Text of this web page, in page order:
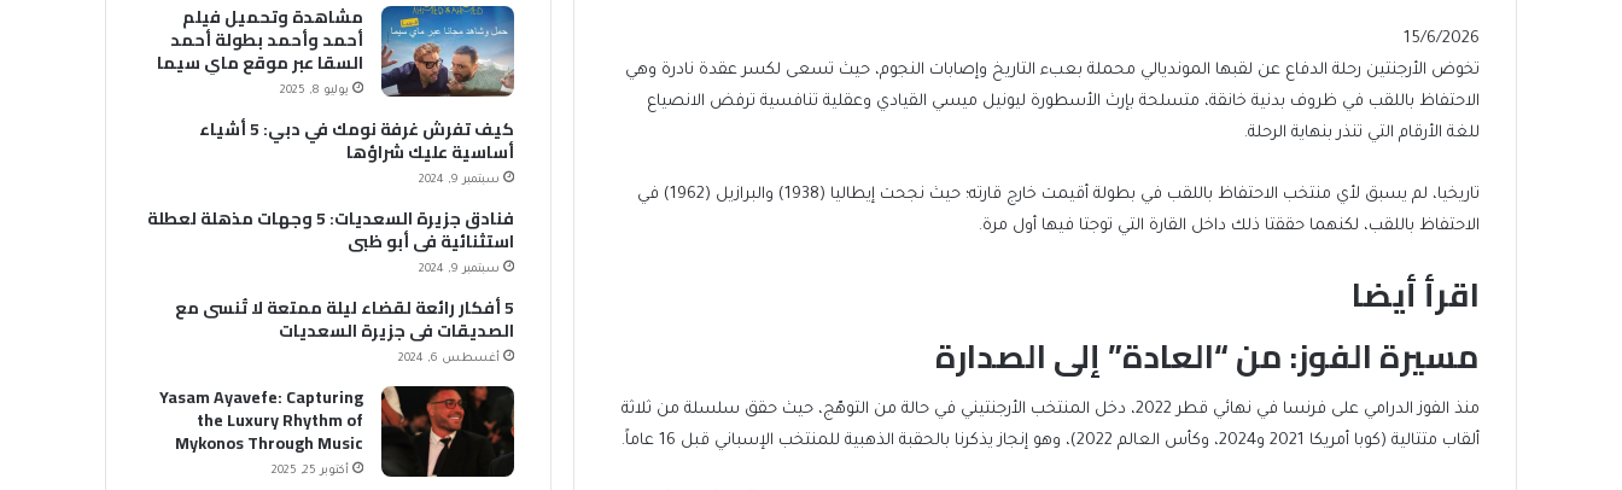
Published
On
15/6/2026
15/6/2026
تخوض الأرجنتين رحلة الدفاع عن لقبها المونديالي محملة بعبء التاريخ وإصابات النجوم، حيث تسعى لكسر عقدة نادرة وهي
الاحتفاظ باللقب في ظروف بدنية خانقة، متسلحة بإرث الأسطورة ليونيل ميسي القيادي وعقلية تنافسية ترفض الانصياع
للغة الأرقام التي تنذر بنهاية الرحلة.
تاريخيا، لم يسبق لأي منتخب الاحتفاظ باللقب في بطولة أقيمت خارج قارته؛ حيث نجحت إيطاليا (1938) والبرازيل (1962) في
الاحتفاظ باللقب، لكنهما حققتا ذلك داخل القارة التي توجتا فيها أول مرة.
اقرأ أيضا
list
2
items
end
list
مسيرة الفوز: من “العادة” إلى الصدارة
منذ الفوز الدرامي على فرنسا في نهائي قطر 2022، دخل المنتخب الأرجنتيني في حالة من التوهّج، حيث حقق سلسلة من ثلاثة
ألقاب متتالية (كوبا أمريكا 2021 و2024، وكأس العالم 2022)، وهو إنجاز يذكرنا بالحقبة الذهبية للمنتخب الإسباني قبل 16 عاماً.
مشاهدة وتحميل فيلم
أحمد وأحمد بطولة أحمد
السقا عبر موقع ماي سيما
MyCima (وي سيما WeCima)
يوليو 8, 2025
كيف تفرش غرفة نومك في دبي: 5 أشياء
أساسية عليك شراؤها
سبتمبر 9, 2024
فنادق جزيرة السعديات: 5 وجهات مذهلة لعطلة
استثنائية في أبو ظبي
سبتمبر 9, 2024
5 أفكار رائعة لقضاء ليلة ممتعة لا تُنسى مع
الصديقات في جزيرة السعديات
أغسطس 6, 2024
Yasam Ayavefe: Capturing
the Luxury Rhythm of
Mykonos Through Music
أكتوبر 25, 2025